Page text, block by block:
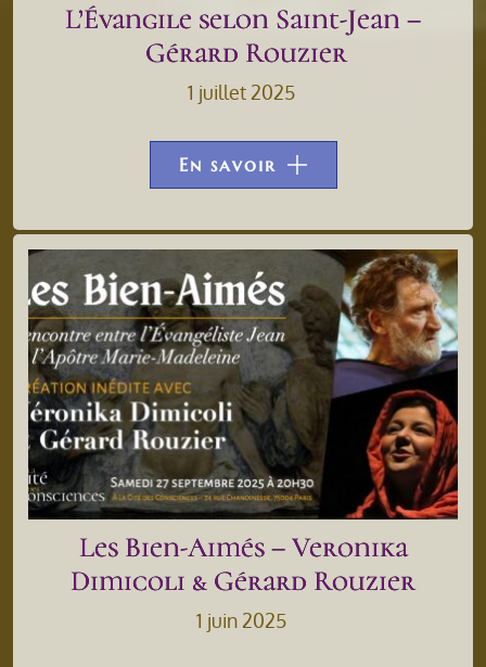
L’Évangile selon Saint-Jean –
Gérard Rouzier
1 juillet 2025
En savoir
Les Bien-Aimés – Veronika
Dimicoli & Gérard Rouzier
1 juin 2025